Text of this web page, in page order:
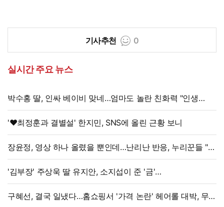
기사추천 0
실시간 주요 뉴스
박수홍 딸, 인싸 베이비 맞네…엄마도 놀란 친화력 "인생
N회차"
'♥최정훈과 결별설' 한지민, SNS에 올린 근황 보니
장윤정, 영상 하나 올렸을 뿐인데…난리난 반응, 누리꾼들 "더
예뻐졌네요" 술렁
'김부장' 주상욱 딸 유지안, 소지섭이 준 '금'
방치했다…"비누인 줄"
구혜선, 결국 일냈다…홈쇼핑서 '가격 논란' 헤어롤 대박, 무려